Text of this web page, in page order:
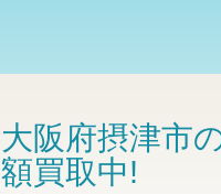
大阪府摂津市
額買取中!